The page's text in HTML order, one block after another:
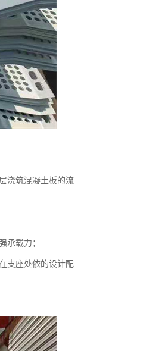
浇筑混凝土板的流
承载力；
支座处依的设计配